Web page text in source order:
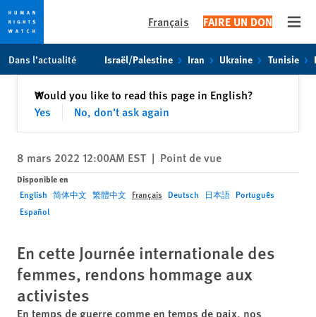
toto
content
Français FAIRE UN DON
Dans l’actualité Israël/Palestine Iran Ukraine Tunisie
Would you like to read this page in English?
Yes
No, don't ask again
✕Fermer
8 mars 2022 12:00AM EST | Point de vue
Disponible en
English 简体中文 繁體中文 Français Deutsch 日本語 Português
Español
En cette Journée internationale des
femmes, rendons hommage aux
activistes
En temps de guerre comme en temps de paix, nos